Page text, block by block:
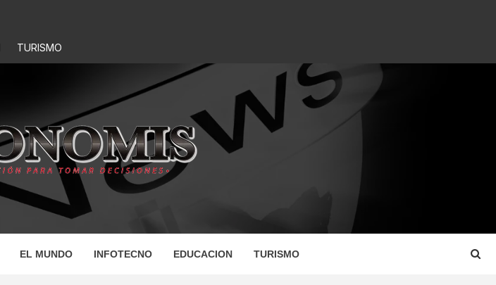
TURISMO
EL MUNDO INFOTECNO EDUCACION TURISMO